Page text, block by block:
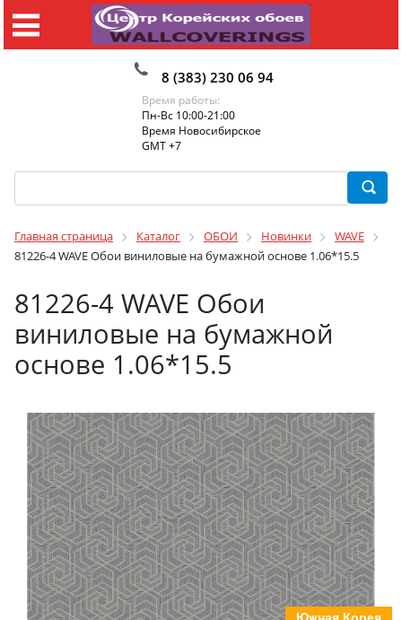
8 (383) 230 06 94
Время работы:
Пн-Вс 10:00-21:00
Время Новосибирское
GMT +7
Главная страница Каталог ОБОИ Новинки
WAVE
81226-4 WAVE Обои виниловые на бумажной основе 1.06*15.5
81226-4 WAVE Обои
виниловые на бумажной
основе 1.06*15.5
Южная Корея